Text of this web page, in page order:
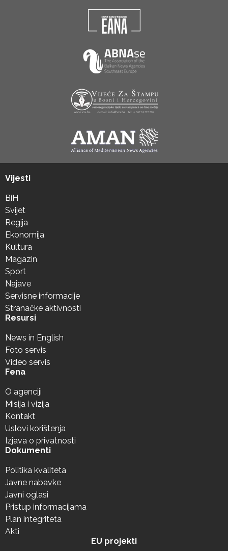
Vijesti
BiH
Svijet
Regija
Ekonomija
Kultura
Magazin
Sport
Najave
Servisne informacije
Stranačke aktivnosti
Resursi
News in English
Foto servis
Video servis
Fena
O agenciji
Misija i vizija
Kontakt
Uslovi korištenja
Izjava o privatnosti
Dokumenti
Politika kvaliteta
Javne nabavke
Javni oglasi
Pristup informacijama
Plan integriteta
Akti
EU projekti